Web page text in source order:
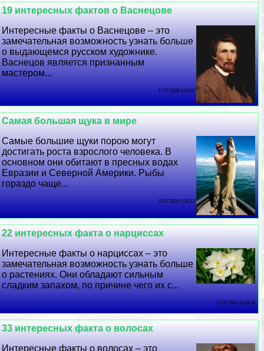
19 интересных фактов о Васнецове
Интересные факты о Васнецове – это
замечательная возможность узнать больше
о выдающемся русском художнике.
Васнецов является признанным
мастером...
17 07 2026 2:59:23
Самая большая щука в мире
Самые большие щуки порою могут
достигать роста взрослого человека. В
основном они обитают в пресных водах
Евразии и Северной Америки. Рыбы
гораздо чаще...
16 07 2026 2:26:12
22 интересных факта о нарциссах
Интересные факты о нарциссах – это
замечательная возможность узнать больше
о растениях. Они обладают сильным
сладким запахом, по причине чего их с...
15 07 2026 22:33:33
33 интересных факта о волосах
Интересные факты о волосах – это